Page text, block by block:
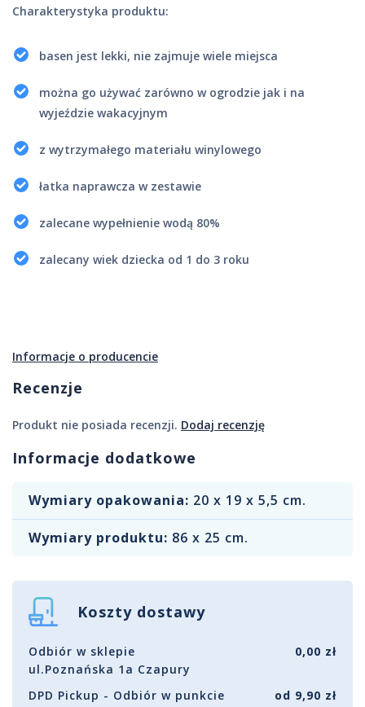
Charakterystyka produktu:
basen jest lekki, nie zajmuje wiele miejsca
można go używać zarówno w ogrodzie jak i na
wyjeździe wakacyjnym
z wytrzymałego materiału winylowego
łatka naprawcza w zestawie
zalecane wypełnienie wodą 80%
zalecany wiek dziecka od 1 do 3 roku
Informacje o producencie
Recenzje
Produkt nie posiada recenzji. Dodaj recenzję
Informacje dodatkowe
Wymiary opakowania: 20 x 19 x 5,5 cm.
Wymiary produktu: 86 x 25 cm.
Koszty dostawy
Odbiór w sklepie
ul.Poznańska 1a Czapury
0,00 zł
DPD Pickup - Odbiór w punkcie
od 9,90 zł